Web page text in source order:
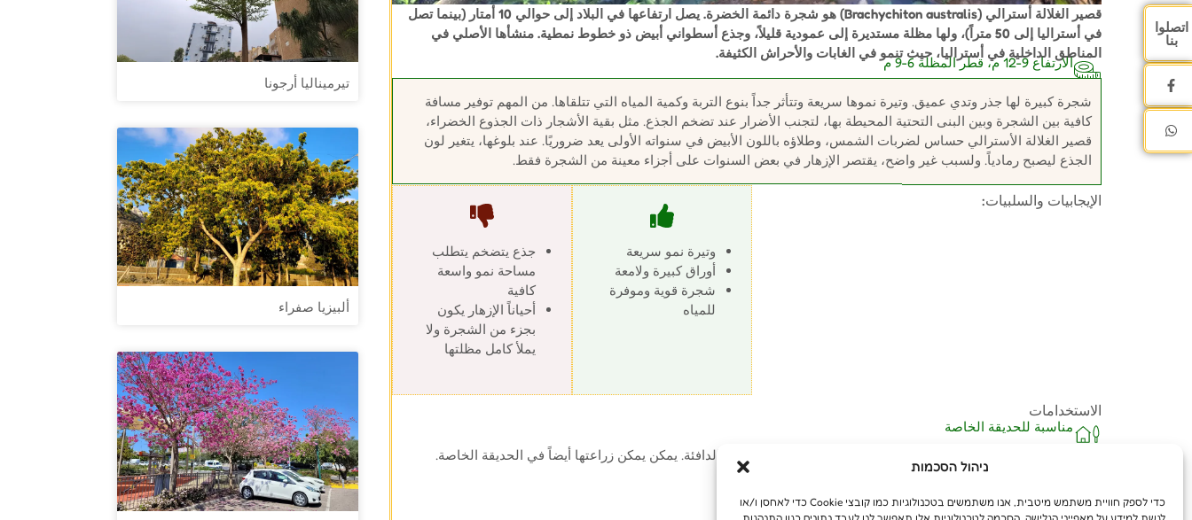
ניהול הסכמות
כדי לספק חוויית משתמש מיטבית, אנו משתמשים בטכנולוגיות כמו קובצי Cookie כדי לאחסן ו/או
قصير الغلالة أسترالي
(Brachychiton australis) هو شجرة دائمة الخضرة. يصل ارتفاعها في البلاد إلى حوالي 10 أمتار (بينما تصل
في أستراليا إلى 50 متراً)، ولها مظلة مستديرة إلى عمودية قليلاً، وجذع أسطواني أبيض ذو خطوط نمطية. منشأها الأصلي في
المناطق الداخلية في أستراليا، حيث تنمو في الغابات والأحراش الكثيفة.
الارتفاع 9-12 م، قطر المظلة 6-9 م
شجرة كبيرة لها جذر وتدي عميق. وتيرة نموها سريعة وتتأثر جداً بنوع التربة وكمية المياه التي تتلقاها. من المهم توفير مسافة
كافية بين الشجرة وبين البنى التحتية المحيطة بها، لتجنب الأضرار عند تضخم الجذع. مثل بقية الأشجار ذات الجذوع الخضراء،
قصير الغلالة الأسترالي حساس لضربات الشمس، وطلاؤه باللون الأبيض في سنواته الأولى يعد ضروريًا. عند بلوغها، يتغير لون
الجذع ليصبح رمادياً. ولسبب غير واضح، يقتصر الإزهار في بعض السنوات على أجزاء معينة من الشجرة فقط.
الإيجابيات والسلبيات:
وتيرة نمو سريعة
أوراق كبيرة ولامعة
شجرة قوية وموفرة
للمياه
جذع يتضخم يتطلب
مساحة نمو واسعة
كافية
أحياناً الإزهار يكون
بجزء من الشجرة ولا
يملأ كامل مظلتها
الاستخدامات
مناسبة للحديقة الخاصة
منفردة، شارع، جادة، مجموعة، ساتر نباتي. تحب المناطق المنخفضة والدافئة. يمكن يمكن زراعتها أيضاً في الحديقة الخاصة.
تيرميناليا أرجونا
ألبيزيا صفراء
اتصلوا
بنا